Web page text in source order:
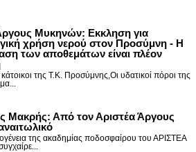
Μυκηνών: Εκκληση για
χρήση νερού στον Προσύμνη - Η
των αποθεμάτων είναι πλέον
της Τ.Κ. Προσύμνης,Οι υδατικοί πόροι της
Μακρής: Από τον Αριστέα Άργους
της ακαδημίας ποδοσφαίρου του ΑΡΙΣΤΕΑ